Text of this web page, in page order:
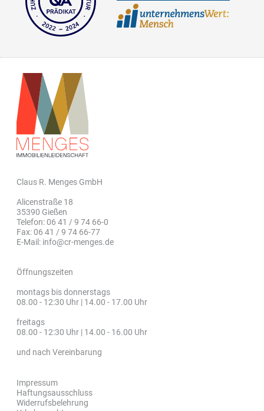
Claus R. Menges GmbH
Alicenstraße 18
35390 Gießen
Telefon: 06 41 / 9 74 66-0
Fax: 06 41 / 9 74 66-77
E-Mail: info@cr-menges.de
Öffnungszeiten
montags bis donnerstags
08.00 - 12:30 Uhr | 14.00 - 17.00 Uhr
freitags
08.00 - 12:30 Uhr | 14.00 - 16.00 Uhr
und nach Vereinbarung
Impressum
Haftungsausschluss
Widerrufsbelehrung